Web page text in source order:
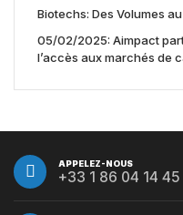
Biotechs: Des Volumes
05/02/2025: Aimpact
l’accès aux marchés de
APPELEZ-NOUS
+33 1 86 04 14 45